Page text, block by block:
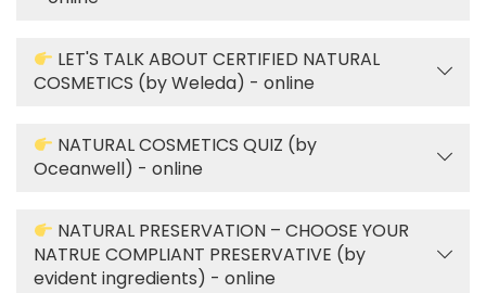
LET'S TALK ABOUT CERTIFIED NATURAL
COSMETICS (by Weleda) - online
NATURAL COSMETICS QUIZ (by
Oceanwell) - online
NATURAL PRESERVATION – CHOOSE YOUR
NATRUE COMPLIANT PRESERVATIVE (by
evident ingredients) - online